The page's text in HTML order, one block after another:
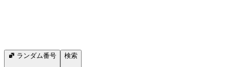
ランダム番号 検索